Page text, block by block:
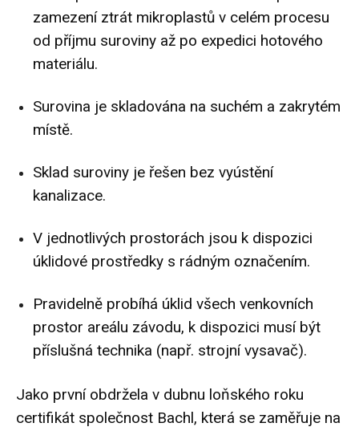
zamezení ztrát mikroplastů v celém procesu
od příjmu suroviny až po expedici hotového
materiálu.
Surovina je skladována na suchém a zakrytém
místě.
Sklad suroviny je řešen bez vyústění
kanalizace.
V jednotlivých prostorách jsou k dispozici
úklidové prostředky s rádným označením.
Pravidelně probíhá úklid všech venkovních
prostor areálu závodu, k dispozici musí být
příslušná technika (např. strojní vysavač).
Jako první obdržela v dubnu loňského roku
certifikát společnost Bachl, která se zaměřuje na